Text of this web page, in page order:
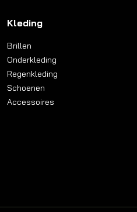
Kleding
Brillen
Onderkleding
Regenkleding
Schoenen
Accessoires